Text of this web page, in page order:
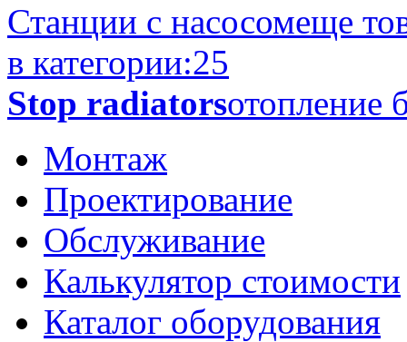
Станции с насосомеще
в категории:25
Stop radiatorsотопление
Монтаж
Проектирование
Обслуживание
Калькулятор стоимости
Каталог оборудования